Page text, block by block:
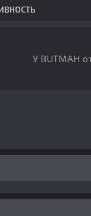
У BUTMAH